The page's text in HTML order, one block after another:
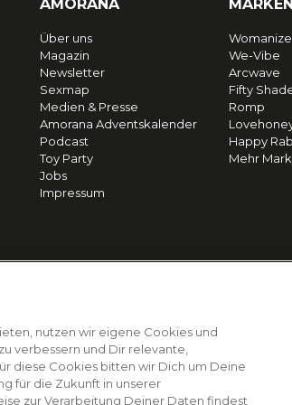
AMORANA
Über uns
Magazin
Newsletter
Sexmap
Medien & Presse
Amorana Adventskalender
Podcast
Toy Party
Jobs
Impressum
MARKEN
We-Vibe
Arcwave
Fifty
Romp
Happy
Mehr
nutzen wir eigene Cookies und
verbessern und Dir relevante,
diese Cookies bitten wir Dich um Deine
für die Zukunft in unserer
zur Verarbeitung Deiner Daten findest